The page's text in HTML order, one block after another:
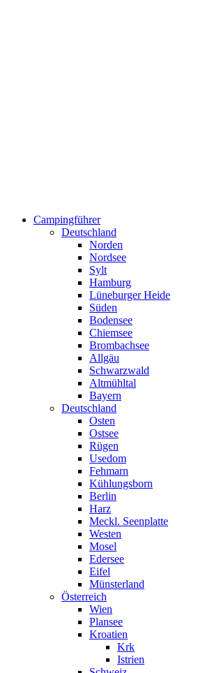
Campingführer
Deutschland
Norden
Nordsee
Sylt
Hamburg
Lüneburger Heide
Süden
Bodensee
Chiemsee
Brombachsee
Allgäu
Schwarzwald
Altmühltal
Bayern
Deutschland
Osten
Ostsee
Rügen
Usedom
Fehmarn
Kühlungsborn
Berlin
Harz
Meckl. Seenplatte
Westen
Mosel
Edersee
Eifel
Münsterland
Österreich
Wien
Plansee
Kroatien
Krk
Istrien